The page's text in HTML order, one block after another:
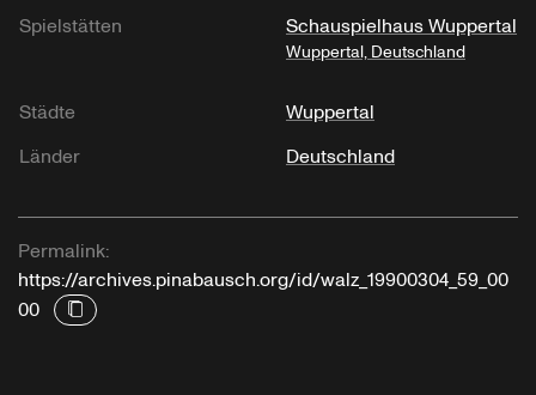
Spielstätten
Schauspielhaus Wuppertal
Wuppertal, Deutschland
Städte
Wuppertal
Länder
Deutschland
Permalink:
https://archives.pinabausch.org/id/walz_19900304_59_00
00